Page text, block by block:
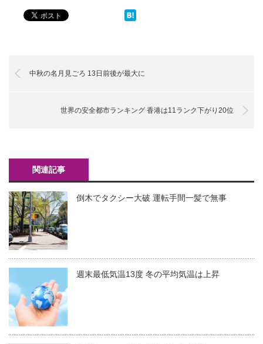
中秋の名月見ごろ 13日前後が最大に
世界の安全都市ランキング 香港は11ランク下がり20位
関連記事
倒木でタクシー大破 運転手間一髪で無事
週末最低気温13度 冬の平均気温は上昇